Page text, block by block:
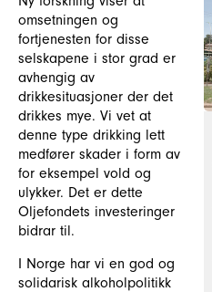
omsetningen og
fortjenesten for disse
selskapene i stor grad er
avhengig av
drikkesituasjoner der det
drikkes mye. Vi vet at
denne type drikking lett
medfører skader i form av
for eksempel vold og
ulykker. Det er dette
Oljefondets investeringer
bidrar til.
I Norge har vi en god og
solidarisk alkoholpolitikk